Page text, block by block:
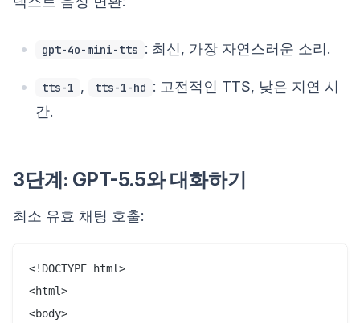
gpt-4o-mini-tts : 최신, 가장 자연스러운 소리.
tts-1 , tts-1-hd : 고전적인 TTS, 낮은 지연 시
간.
3단계: GPT-5.5와 대화하기
최소 유효 채팅 호출:
<!DOCTYPE html>
<html>
<body>